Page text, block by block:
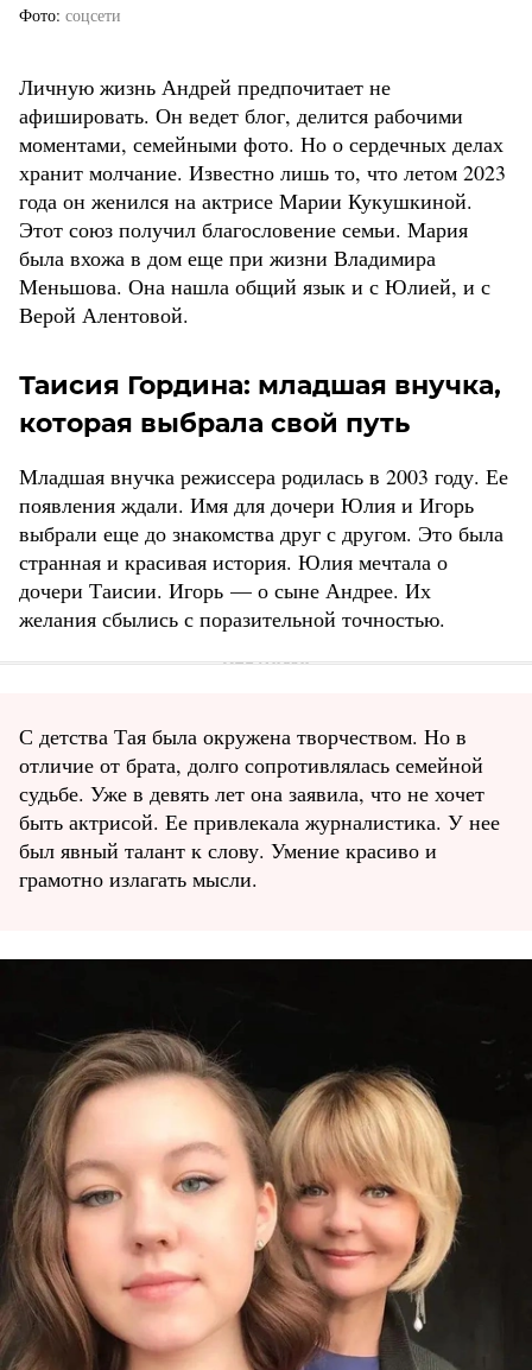
Фото соцсети
Личную жизнь Андрей предпочитает не
афишировать. Он ведет блог, делится рабочими
моментами, семейными фото. Но о сердечных делах
хранит молчание. Известно лишь то, что летом 2023
года он женился на актрисе Марии Кукушкиной.
Этот союз получил благословение семьи. Мария
была вхожа в дом еще при жизни Владимира
Меньшова. Она нашла общий язык и с Юлией, и с
Верой Алентовой.
Таисия Гордина: младшая внучка,
которая выбрала свой путь
Младшая внучка режиссера родилась в 2003 году. Ее
появления ждали. Имя для дочери Юлия и Игорь
выбрали еще до знакомства друг с другом. Это была
странная и красивая история. Юлия мечтала о
дочери Таисии. Игорь — о сыне Андрее. Их
желания сбылись с поразительной точностью.
С детства Тая была окружена творчеством. Но в
отличие от брата, долго сопротивлялась семейной
судьбе. Уже в девять лет она заявила, что не хочет
быть актрисой. Ее привлекала журналистика. У нее
был явный талант к слову. Умение красиво и
грамотно излагать мысли.